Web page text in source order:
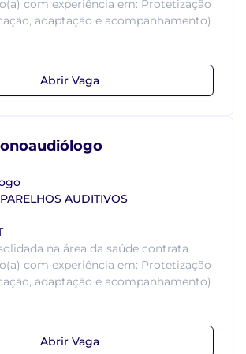
com experiência em: Protetização
adaptação e acompanhamento)
Abrir Vaga
AUDITIVOS
na área da saúde contrata
com experiência em: Protetização
adaptação e acompanhamento)
Abrir Vaga